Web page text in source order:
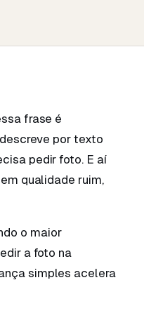
frase é
por texto
pedir foto. E aí
qualidade ruim,
o maior
a foto na
simples acelera